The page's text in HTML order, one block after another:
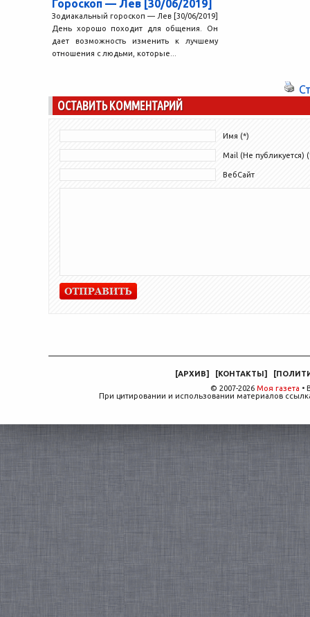
Гороскоп — Лев [30/06/2019]
Зодиакальный гороскоп — Лев [30/06/2019]
День хорошо походит для общения. Он
дает возможность изменить к лучшему
отношения с людьми, которые...
ОСТАВИТЬ КОММЕНТАРИЙ
Имя (*)
Mail (Не публикуется)
ВебСайт
[АРХИВ] [КОНТАКТЫ] [
© 2007-2026 Моя газета •
При цитировании и использовании материалов